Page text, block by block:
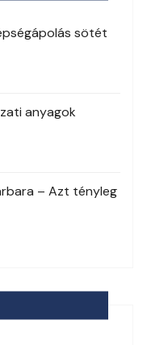
sötét
anyagok
– Azt tényleg